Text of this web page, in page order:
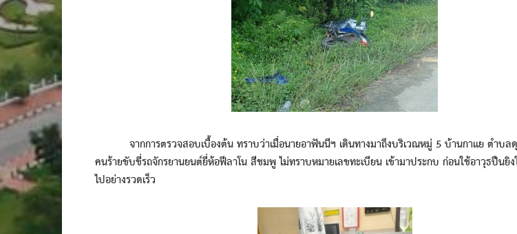
จากการตรวจสอบเบื้องต้น ทราบว่าเมื่อนายอาฟันนีฯ เดินทางมาถึงบริเวณหมู่ 5 บ้านกาแย ตำบล
คนร้ายขับขี่รถจักรยานยนต์ยี่ห้อฟีลาโน สีชมพู ไม่ทราบหมายเลขทะเบียน เข้ามาประกบ ก่อนใช้อาวุธปืนยิ
ไปอย่างรวดเร็ว